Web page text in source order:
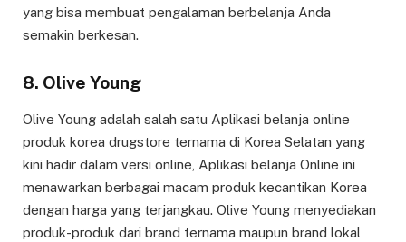
yang bisa membuat pengalaman berbelanja Anda
semakin berkesan.
8. Olive Young
Olive Young adalah salah satu Aplikasi belanja online
produk korea drugstore ternama di Korea Selatan yang
kini hadir dalam versi online, Aplikasi belanja Online ini
menawarkan berbagai macam produk kecantikan Korea
dengan harga yang terjangkau. Olive Young menyediakan
produk-produk dari brand ternama maupun brand lokal